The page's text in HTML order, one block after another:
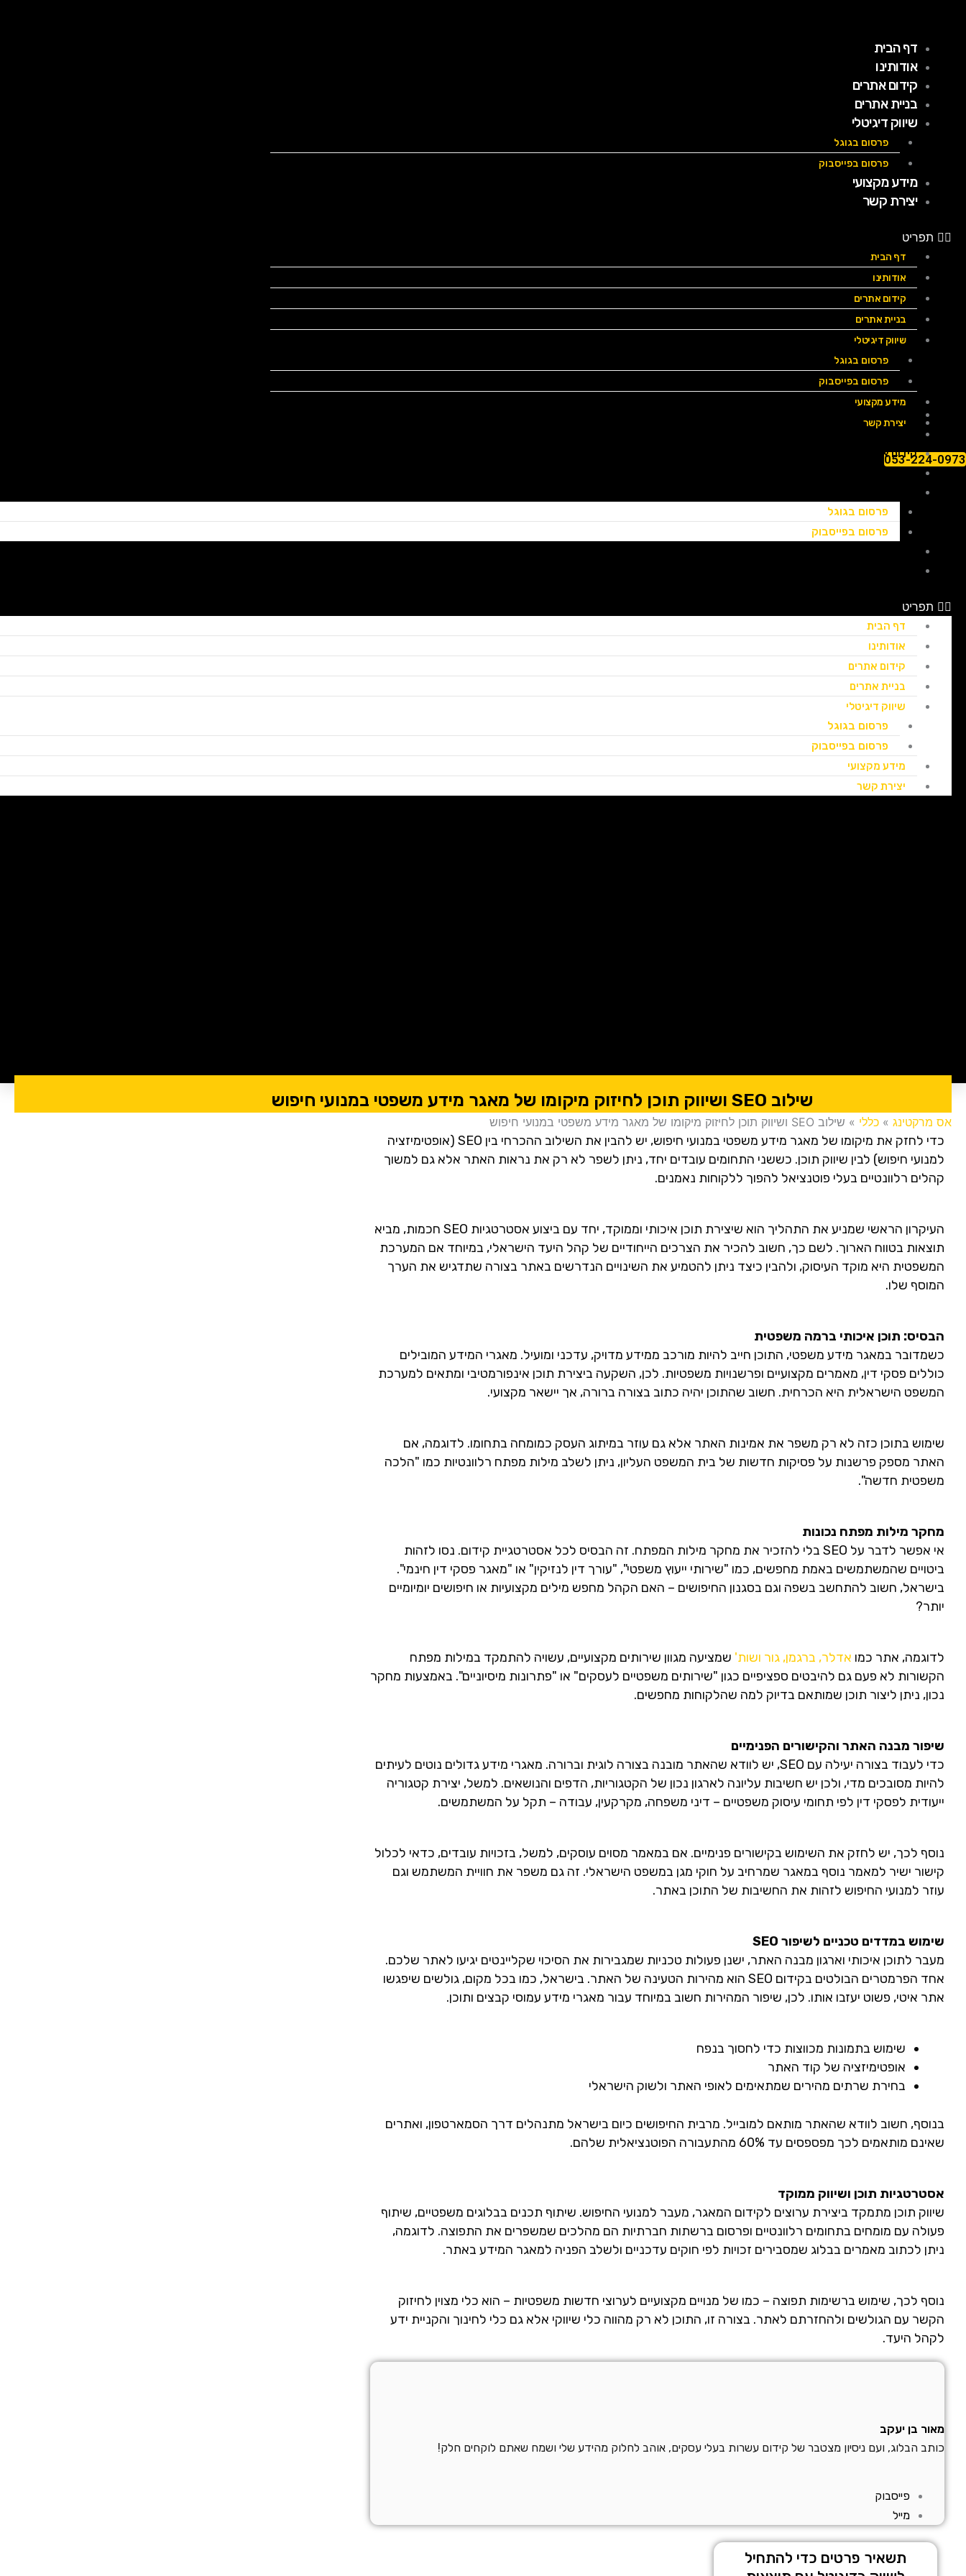
דף הבית
אודותינו
קידום אתרים
בניית אתרים
שיווק דיגיטלי
פרסום בגוגל
פרסום בפייסבוק
מידע מקצועי
יצירת קשר
תפריט
דף הבית
אודותינו
קידום אתרים
בניית אתרים
שיווק דיגיטלי
פרסום בגוגל
פרסום בפייסבוק
מידע מקצועי
יצירת קשר
053-224-0973
קידום אתרים
פרסום בגוגל
פרסום בפייסבוק
תפריט
דף הבית
אודותינו
קידום אתרים
בניית אתרים
שיווק דיגיטלי
פרסום בגוגל
פרסום בפייסבוק
מידע מקצועי
יצירת קשר
שילוב SEO ושיווק תוכן לחיזוק מיקומו של מאגר מידע משפטי במנועי חיפוש
אס מרקטינג » כללי » שילוב SEO ושיווק תוכן לחיזוק מיקומו של מאגר מידע משפטי במנועי חיפוש
כדי לחזק את מיקומו של מאגר מידע משפטי במנועי חיפוש, יש להבין את השילוב ההכרחי בין SEO (אופטימיזציה
למנועי חיפוש) לבין שיווק תוכן. כששני התחומים עובדים יחד, ניתן לשפר לא רק את נראות האתר אלא גם למשוך
קהלים רלוונטיים בעלי פוטנציאל להפוך ללקוחות נאמנים.
העיקרון הראשי שמניע את התהליך הוא שיצירת תוכן איכותי וממוקד, יחד עם ביצוע אסטרטגיות SEO חכמות, מביא
תוצאות בטווח הארוך. לשם כך, חשוב להכיר את הצרכים הייחודיים של קהל היעד הישראלי, במיוחד אם המערכת
המשפטית היא מוקד העיסוק, ולהבין כיצד ניתן להטמיע את השינויים הנדרשים באתר בצורה שתדגיש את הערך
המוסף שלו.
הבסיס: תוכן איכותי ברמה משפטית
כשמדובר במאגר מידע משפטי, התוכן חייב להיות מורכב ממידע מדויק, עדכני ומועיל. מאגרי המידע המובילים
כוללים פסקי דין, מאמרים מקצועיים ופרשנויות משפטיות. לכן, השקעה ביצירת תוכן אינפורמטיבי ומתאים למערכת
המשפט הישראלית היא הכרחית. חשוב שהתוכן יהיה כתוב בצורה ברורה, אך יישאר מקצועי.
שימוש בתוכן כזה לא רק משפר את אמינות האתר אלא גם עוזר במיתוג העסק כמומחה בתחומו. לדוגמה, אם
האתר מספק פרשנות על פסיקות חדשות של בית המשפט העליון, ניתן לשלב מילות מפתח רלוונטיות כמו "הלכה
משפטית חדשה".
מחקר מילות מפתח נכונות
אי אפשר לדבר על SEO בלי להזכיר את מחקר מילות המפתח. זה הבסיס לכל אסטרטגיית קידום. נסו לזהות
ביטויים שהמשתמשים באמת מחפשים, כמו "שירותי ייעוץ משפטי", "עורך דין לנזיקין" או "מאגר פסקי דין חינמי".
בישראל, חשוב להתחשב בשפה וגם בסגנון החיפושים – האם הקהל מחפש מילים מקצועיות או חיפושים יומיומיים
יותר?
לדוגמה, אתר כמו אדלר, ברגמן, גור ושות' שמציעה מגוון שירותים מקצועיים, עשויה להתמקד במילות מפתח
הקשורות לא פעם גם להיבטים ספציפיים כגון "שירותים משפטיים לעסקים" או "פתרונות מיסיוניים". באמצעות מחקר
נכון, ניתן ליצור תוכן שמותאם בדיוק למה שהלקוחות מחפשים.
שיפור מבנה האתר והקישורים הפנימיים
כדי לעבוד בצורה יעילה עם SEO, יש לוודא שהאתר מובנה בצורה לוגית וברורה. מאגרי מידע גדולים נוטים לעיתים
להיות מסובכים מדי, ולכן יש חשיבות עליונה לארגון נכון של הקטגוריות, הדפים והנושאים. למשל, יצירת קטגוריה
ייעודית לפסקי דין לפי תחומי עיסוק משפטיים – דיני משפחה, מקרקעין, עבודה – תקל על המשתמשים.
נוסף לכך, יש לחזק את השימוש בקישורים פנימיים. אם במאמר מסוים עוסקים, למשל, בזכויות עובדים, כדאי לכלול
קישור ישיר למאמר נוסף במאגר שמרחיב על חוקי מגן במשפט הישראלי. זה גם משפר את חוויית המשתמש וגם
עוזר למנועי החיפוש לזהות את החשיבות של התוכן באתר.
שימוש במדדים טכניים לשיפור SEO
מעבר לתוכן איכותי וארגון מבנה האתר, ישנן פעולות טכניות שמגבירות את הסיכוי שקליינטים יגיעו לאתר שלכם.
אחד הפרמטרים הבולטים בקידום SEO הוא מהירות הטעינה של האתר. בישראל, כמו בכל מקום, גולשים שיפגשו
אתר איטי, פשוט יעזבו אותו. לכן, שיפור המהירות חשוב במיוחד עבור מאגרי מידע עמוסי קבצים ותוכן.
שימוש בתמונות מכווצות כדי לחסוך בנפח
אופטימיזציה של קוד האתר
בחירת שרתים מהירים שמתאימים לאופי האתר ולשוק הישראלי
בנוסף, חשוב לוודא שהאתר מותאם למובייל. מרבית החיפושים כיום בישראל מתנהלים דרך הסמארטפון, ואתרים
שאינם מותאמים לכך מפספסים עד 60% מהתעבורה הפוטנציאלית שלהם.
אסטרטגיות תוכן ושיווק ממוקד
שיווק תוכן מתמקד ביצירת ערוצים לקידום המאגר, מעבר למנועי החיפוש. שיתוף תכנים בבלוגים משפטיים, שיתוף
פעולה עם מומחים בתחומים רלוונטיים ופרסום ברשתות חברתיות הם מהלכים שמשפרים את התפוצה. לדוגמה,
ניתן לכתוב מאמרים בבלוג שמסבירים זכויות לפי חוקים עדכניים ולשלב הפניה למאגר המידע באתר.
נוסף לכך, שימוש ברשימות תפוצה – כמו של מנויים מקצועיים לערוצי חדשות משפטיות – הוא כלי מצוין לחיזוק
הקשר עם הגולשים ולהחזרתם לאתר. בצורה זו, התוכן לא רק מהווה כלי שיווקי אלא גם כלי לחינוך והקניית ידע
לקהל היעד.
מאור בן יעקב
כותב הבלוג, ועם ניסיון מצטבר של קידום עשרות בעלי עסקים, אוהב לחלוק מהידע שלי ושמח שאתם לוקחים חלק!
פייסבוק
מייל
תשאיר פרטים כדי להתחיל